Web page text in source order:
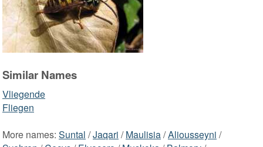
Similar Names
Vliegende
Fliegen
More names: Suntal /Jaqari /Maulisia/Aliousseyni /